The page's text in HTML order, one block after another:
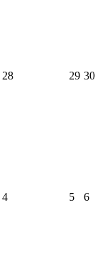
28 29 30
4 5 6